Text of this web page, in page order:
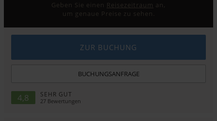
Geben Sie einen Reisezeitraum an,
um genaue Preise zu sehen.
ZUR BUCHUNG
BUCHUNGSANFRAGE
4,8 SEHR GUT
27 Bewertungen